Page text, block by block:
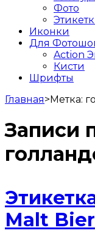
Фото
Иконки
Для
Action
Кисти
Шрифты
Главная>Метка:
Записи
Malt Bier